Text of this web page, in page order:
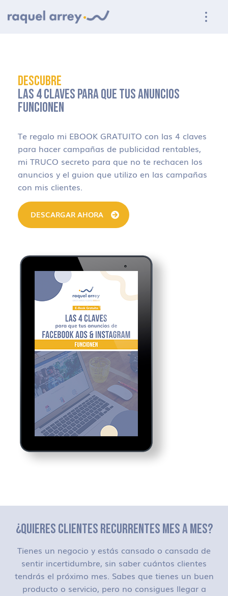
DESCUBRE
LAS 4 CLAVES PARA QUE TUS ANUNCIOS
FUNCIONEN
Te regalo mi EBOOK GRATUITO con las 4 claves
para hacer campañas de publicidad rentables,
mi TRUCO secreto para que no te rechacen los
anuncios y el guion que utilizo en las campañas
con mis clientes.
DESCARGAR AHORA
¿QUIERES CLIENTES RECURRENTES MES A MES?
Tienes un negocio y estás cansado o cansada de
sentir incertidumbre, sin saber cuántos clientes
tendrás el próximo mes. Sabes que tienes un buen
producto o servicio, pero no consigues llegar a